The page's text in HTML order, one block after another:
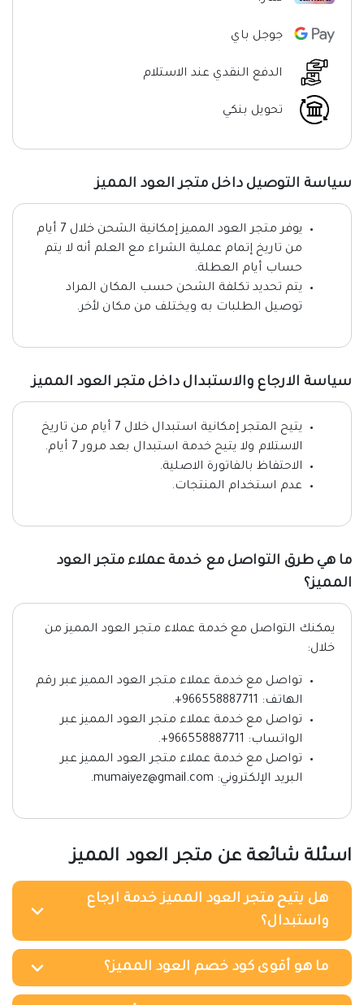
جوجل باي
الدفع النقدي عند الاستلام
تحويل بنكي
سياسة التوصيل داخل متجر العود المميز
يوفر متجر العود المميز إمكانية الشحن خلال 7 أيام
من تاريخ إتمام عملية الشراء مع العلم أنه لا يتم
حساب أيام العطلة.
يتم تحديد تكلفة الشحن حسب المكان المراد
توصيل الطلبات به ويختلف من مكان لأخر.
سياسة الارجاع والاستبدال داخل متجر العود المميز
يتيح المتجر إمكانية استبدال خلال 7 أيام من تاريخ
الاستلام ولا يتيح خدمة استبدال بعد مرور 7 أيام.
الاحتفاظ بالفاتورة الاصلية.
عدم استخدام المنتجات.
ما هي طرق التواصل مع خدمة عملاء متجر العود
المميز؟
يمكنك التواصل مع خدمة عملاء متجر العود المميز من
خلال:
تواصل مع خدمة عملاء متجر العود المميز عبر رقم
الهاتف: 966558887711+.
تواصل مع خدمة عملاء متجر العود المميز عبر
الواتساب: 966558887711+.
تواصل مع خدمة عملاء متجر العود المميز عبر
البريد الإلكتروني: mumaiyez@gmail.com.
اسئلة شائعة عن متجر العود المميز
هل يتيح متجر العود المميز خدمة ارجاع
واستبدال؟
ما هو أقوى كود خصم العود المميز؟